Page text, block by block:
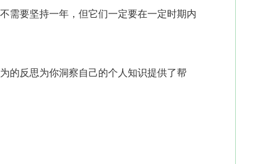
需要坚持一年，但它们一定要在一定时期内
反思为你洞察自己的个人知识提供了帮